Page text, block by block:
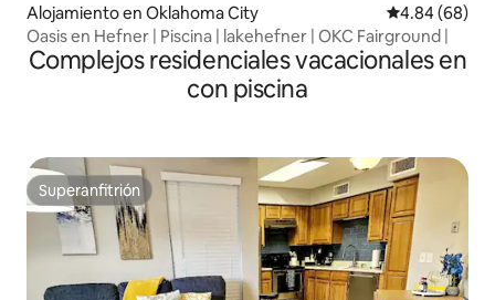
Alojamiento en Oklahoma City Calificación
4.84 (68)
Oasis en Hefner | Piscina | lakehefner | OKC Fairground |
Complejos residenciales vacacionales en
con piscina
Superanfitrión
Superanfitrión